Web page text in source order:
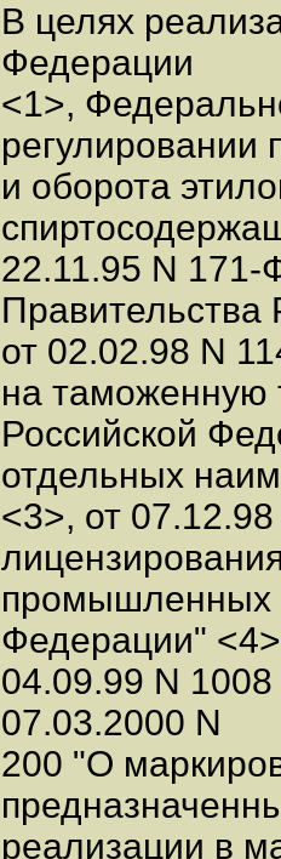
В целях
Федерации
<1>,
регулировании
и оборота
22.11.95 N
Правительства
от 02.02.98 N
на таможенную
Российской
отдельных
<3>, от
промышленных
Федерации"
04.09.99 N
07.03.2000 N
200 "О
реализации в